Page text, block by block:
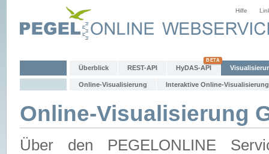
Hilfe
Überblick REST-API HyDAS-API
Online-Visualisierung Interaktive Online-Visualisierung
Online-Visualisierung
Über den PEGELONLINE